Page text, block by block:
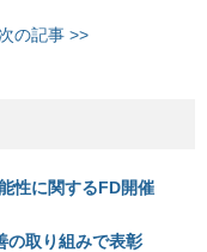
次の記事 >>
性に関するFD開催
の取り組みで表彰